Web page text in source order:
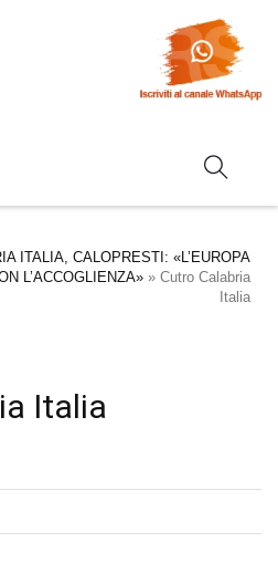
ITALIA, CALOPRESTI: «L’EUROPA
L’ACCOGLIENZA» » Cutro Calabria
Italia
Italia